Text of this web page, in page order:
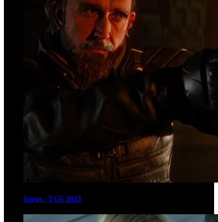
Saros - TGS 2025